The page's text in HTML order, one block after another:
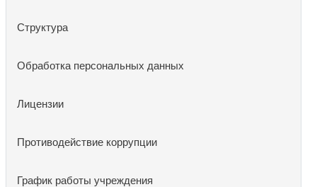
Структура
Обработка персональных данных
Лицензии
Противодействие коррупции
График работы учреждения